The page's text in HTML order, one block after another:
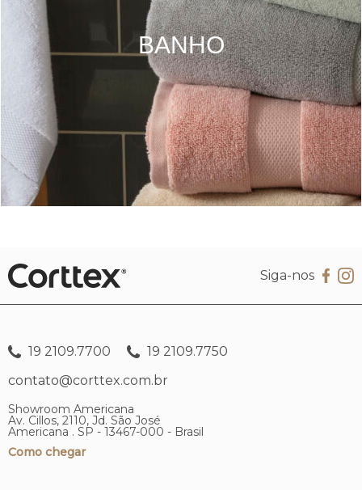
BANHO
Siga-nos
19 2109.7700
19 2109.7750
contato@corttex.com.br
Showroom Americana
Av. Cillos, 2110, Jd. São José
Americana . SP - 13467-000 - Brasil
Como chegar